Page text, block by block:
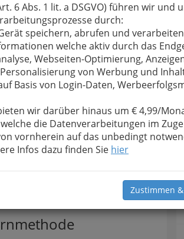
6 Abs. 1 lit. a DSGVO) führen wir und
durch:
speichern, abrufen und
welche aktiv durch das
Webseiten-Optimierung,
von Werbung und
Basis von Login-Daten,
wir darüber hinaus um € 4,99/
die Datenverarbeitungen im
vornherein auf das unbedingt
Infos dazu finden Sie hier
Zustimmen
Lernen macht
Spaß, kann aber natürlich